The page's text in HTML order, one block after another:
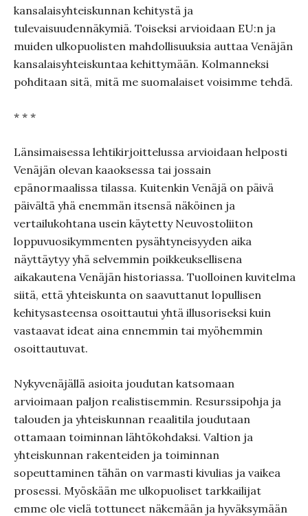
kansalaisyhteiskunnan kehitystä ja
tulevaisuudennäkymiä. Toiseksi arvioidaan EU:n ja
muiden ulkopuolisten mahdollisuuksia auttaa Venäjän
kansalaisyhteiskuntaa kehittymään. Kolmanneksi
pohditaan sitä, mitä me suomalaiset voisimme tehdä.
* * *
Länsimaisessa lehtikirjoittelussa arvioidaan helposti
Venäjän olevan kaaoksessa tai jossain
epänormaalissa tilassa. Kuitenkin Venäjä on päivä
päivältä yhä enemmän itsensä näköinen ja
vertailukohtana usein käytetty Neuvostoliiton
loppuvuosikymmenten pysähtyneisyyden aika
näyttäytyy yhä selvemmin poikkeuksellisena
aikakautena Venäjän historiassa. Tuolloinen kuvitelma
siitä, että yhteiskunta on saavuttanut lopullisen
kehitysasteensa osoittautui yhtä illusoriseksi kuin
vastaavat ideat aina ennemmin tai myöhemmin
osoittautuvat.
Nykyvenäjällä asioita joudutan katsomaan
arvioimaan paljon realistisemmin. Resurssipohja ja
talouden ja yhteiskunnan reaalitila joudutaan
ottamaan toiminnan lähtökohdaksi. Valtion ja
yhteiskunnan rakenteiden ja toiminnan
sopeuttaminen tähän on varmasti kivulias ja vaikea
prosessi. Myöskään me ulkopuoliset tarkkailijat
emme ole vielä tottuneet näkemään ja hyväksymään